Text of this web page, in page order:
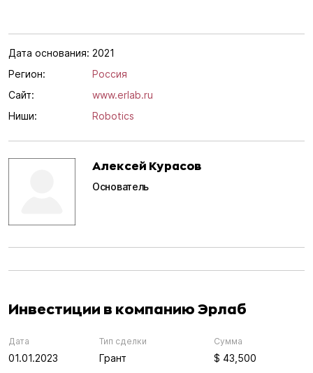
Дата основания: 2021
Регион:
Россия
Сайт:
www.erlab.ru
Ниши:
Robotics
Алексей Курасов
Основатель
Инвестиции в компанию Эрлаб
Дата
01.01.2023
Тип сделки
Грант
Сумма
$ 43,500